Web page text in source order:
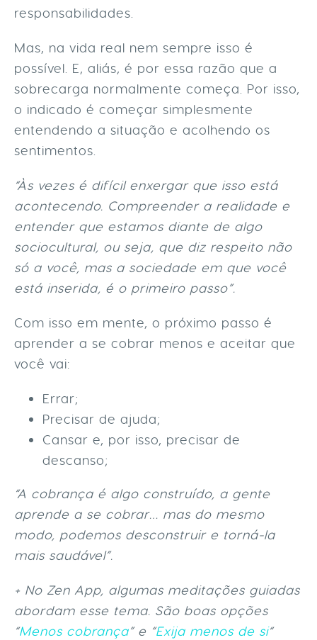
responsabilidades.
Mas, na vida real nem sempre isso é
possível. E, aliás, é por essa razão que a
sobrecarga normalmente começa. Por isso,
o indicado é começar simplesmente
entendendo a situação e acolhendo os
sentimentos.
“Às vezes é difícil enxergar que isso está
acontecendo. Compreender a realidade e
entender que estamos diante de algo
sociocultural, ou seja, que diz respeito não
só a você, mas a sociedade em que você
está inserida, é o primeiro passo”.
Com isso em mente, o próximo passo é
aprender a se cobrar menos e aceitar que
você vai:
Errar;
Precisar de ajuda;
Cansar e, por isso, precisar de
descanso;
“A cobrança é algo construído, a gente
aprende a se cobrar… mas do mesmo
modo, podemos desconstruir e torná-la
mais saudável”.
+ No Zen App, algumas meditações guiadas
abordam esse tema. São boas opções
“Menos cobrança” e “Exija menos de si“